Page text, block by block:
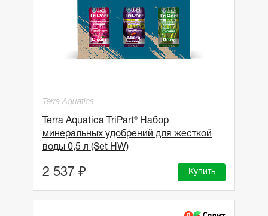
Terra Aquatica
Terra Aquatica TriPart® Набор
минеральных удобрений для жесткой
воды 0,5 л (Set HW)
2 537 ₽ Купить